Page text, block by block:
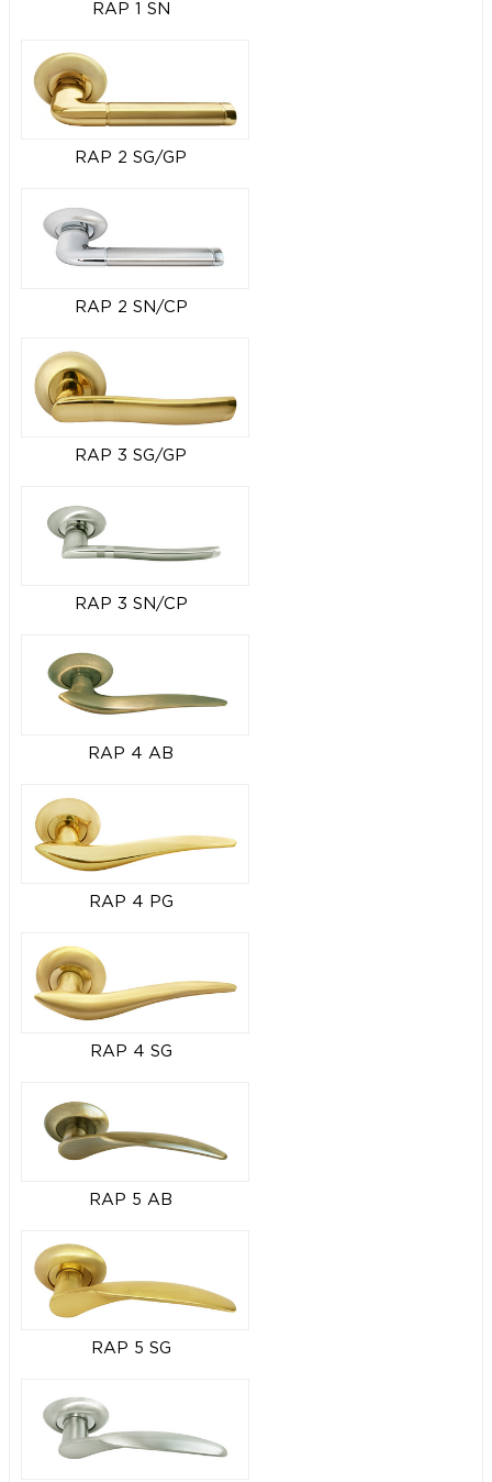
RAP 1 SN
RAP 2 SG/GP
RAP 2 SN/CP
RAP 3 SG/GP
RAP 3 SN/CP
RAP 4 AB
RAP 4 PG
RAP 4 SG
RAP 5 AB
RAP 5 SG